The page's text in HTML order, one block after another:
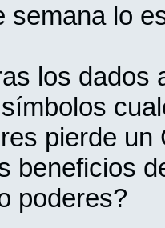
semana lo
los dados
pierde
beneficios
poderes?